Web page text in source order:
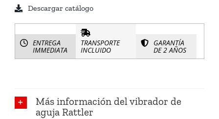
Descargar catálogo
ENTREGA
IMMEDIATA
TRANSPORTE
INCLUIDO
GARANTÍA
DE 2 AÑOS
Más información del vibrador de
aguja Rattler